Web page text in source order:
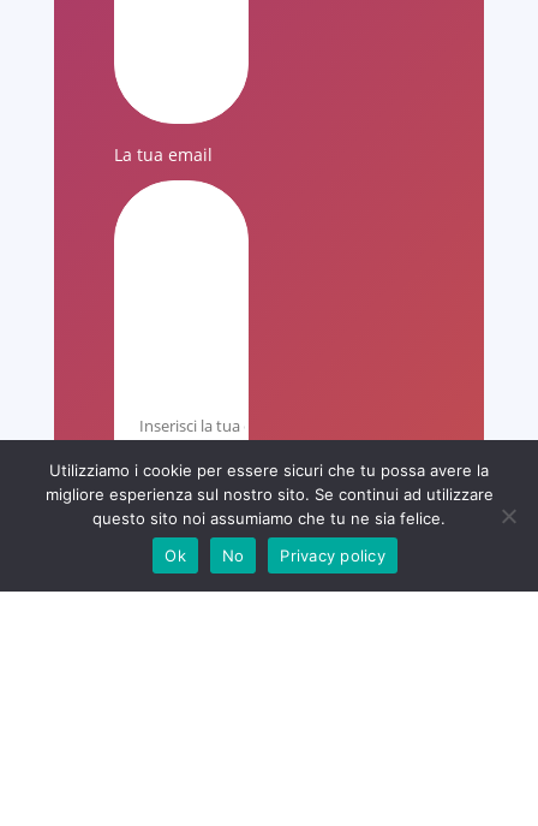
La tua email
Utilizziamo i cookie per essere sicuri che tu possa avere la
migliore esperienza sul nostro sito. Se continui ad utilizzare
questo sito noi assumiamo che tu ne sia felice.
Ok
No Privacy policy